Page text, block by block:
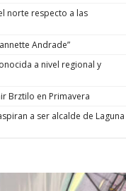
norte respecto a las
Andrade”
a nivel regional y
Brztilo en Primavera
a ser alcalde de Laguna